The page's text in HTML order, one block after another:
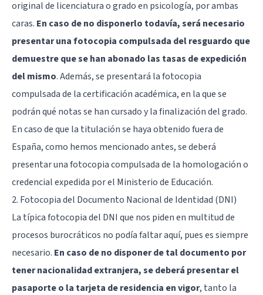
original de licenciatura o grado en psicología, por ambas
caras. En caso de no disponerlo todavía, será necesario
presentar una fotocopia compulsada del resguardo que
demuestre que se han abonado las tasas de expedición
del mismo. Además, se presentará la fotocopia
compulsada de la certificación académica, en la que se
podrán qué notas se han cursado y la finalización del grado.
En caso de que la titulación se haya obtenido fuera de
España, como hemos mencionado antes, se deberá
presentar una fotocopia compulsada de la homologación o
credencial expedida por el Ministerio de Educación.
2. Fotocopia del Documento Nacional de Identidad (DNI)
La típica fotocopia del DNI que nos piden en multitud de
procesos burocráticos no podía faltar aquí, pues es siempre
necesario. En caso de no disponer de tal documento por
tener nacionalidad extranjera, se deberá presentar el
pasaporte o la tarjeta de residencia en vigor, tanto la